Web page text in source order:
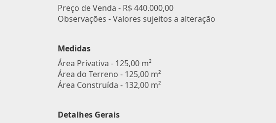
Preço de Venda - R$ 440.000,00
Observações - Valores sujeitos a alteração
Medidas
Área Privativa - 125,00 m²
Área do Terreno - 125,00 m²
Área Construída - 132,00 m²
Detalhes Gerais